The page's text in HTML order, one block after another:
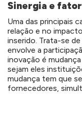
Sinergia e
Uma das principais
relação e no
inserido. Trata-se
envolve a
inovação é
sejam eles
mudança tem que
fornecedores,